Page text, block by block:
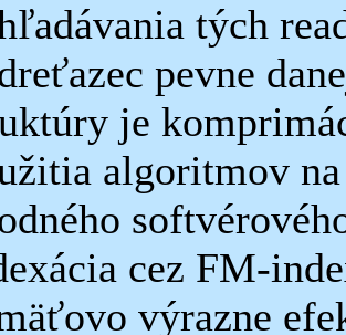
tých
pevne
je
algoritmov
cez FM-
výrazne